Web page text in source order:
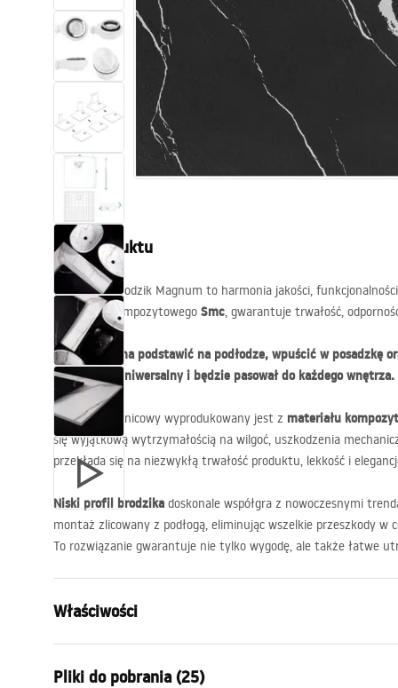
Wanny i parawany
Baterie
Kuchnia
Akcesoria i meble łazienkowe
Opis produktu
Oferowany brodzik Magnum to harmonia jakości,
materiału kompozytowego Smc, gwarantuje trwałość,
Brodzik można podstawić na podłodze, wpuścić w posadzkę
czemu jest uniwersalny i będzie pasował do każdego wnętrza.
Brodzik prysznicowy wyprodukowany jest z materiału
się wyjątkową wytrzymałością na wilgoć, uszkodzenia
przekłada się na niezwykłą trwałość produktu, lekkość i
Niski profil brodzika doskonale współgra z nowoczesnymi
montaż zlicowany z podłogą, eliminując wszelkie przeszkody
To rozwiązanie gwarantuje nie tylko wygodę, ale także łatwe
Właściwości
Pliki do pobrania (25)